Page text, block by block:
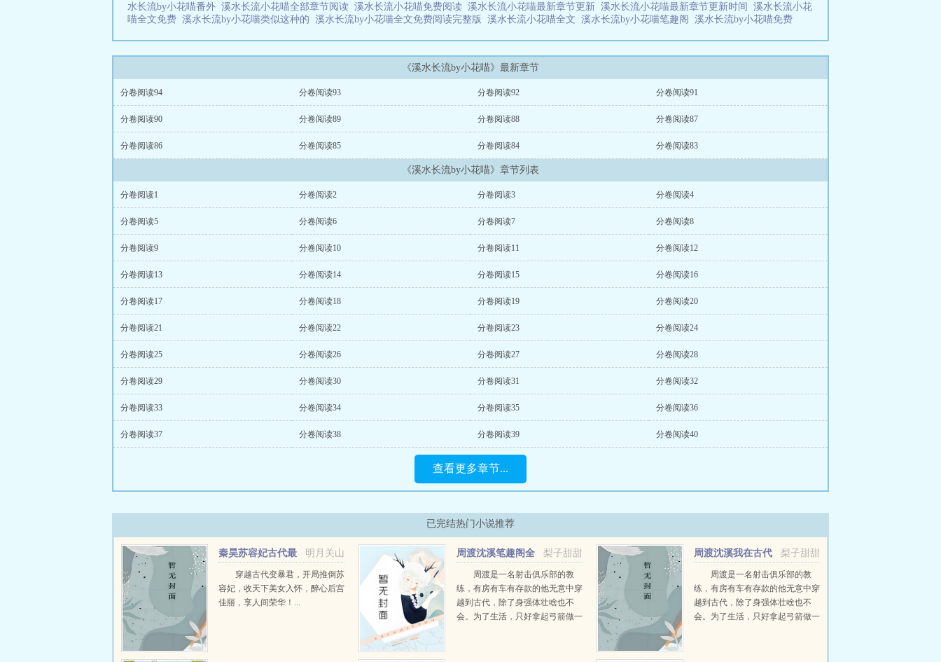
水长流by小花喵番外 溪水长流小花喵全部章节阅读 溪水长流小花喵免费阅读 溪水长流小花喵最新章节更新 溪水长流小花喵最新章节更新时间 溪水长流小花
喵全文免费 溪水长流by小花喵类似这种的 溪水长流by小花喵全文免费阅读完整版 溪水长流小花喵全文 溪水长流by小花喵笔趣阁 溪水长流by小花喵免费
《溪水长流by小花喵》最新章节
分卷阅读94 分卷阅读93 分卷阅读92 分卷阅读91
分卷阅读90 分卷阅读89 分卷阅读88 分卷阅读87
分卷阅读86 分卷阅读85 分卷阅读84 分卷阅读83
《溪水长流by小花喵》章节列表
分卷阅读1 分卷阅读2 分卷阅读3 分卷阅读4
分卷阅读5 分卷阅读6 分卷阅读7 分卷阅读8
分卷阅读9 分卷阅读10 分卷阅读11 分卷阅读12
分卷阅读13 分卷阅读14 分卷阅读15 分卷阅读16
分卷阅读17 分卷阅读18 分卷阅读19 分卷阅读20
分卷阅读21 分卷阅读22 分卷阅读23 分卷阅读24
分卷阅读25 分卷阅读26 分卷阅读27 分卷阅读28
分卷阅读29 分卷阅读30 分卷阅读31 分卷阅读32
分卷阅读33 分卷阅读34 分卷阅读35 分卷阅读36
分卷阅读37 分卷阅读38 分卷阅读39 分卷阅读40
查看更多章节...
已完结热门小说推荐
明月关山
秦昊苏容妃古代最
强昏君最新章节在线阅读
穿越古代变暴君，开局推倒苏
容妃，收天下美女入怀，醉心后宫
佳丽，享人间荣华！...
梨子甜甜
周渡沈溪笔趣阁全
文免费阅读
周渡是一名射击俱乐部的教
练，有房有车有存款的他无意中穿
越到古代，除了身强体壮啥也不
会。为了生活，只好拿起弓箭做一
梨子甜甜
周渡沈溪我在古代
当猎户小说免费在线阅读
周渡是一名射击俱乐部的教
练，有房有车有存款的他无意中穿
越到古代，除了身强体壮啥也不
会。为了生活，只好拿起弓箭做一